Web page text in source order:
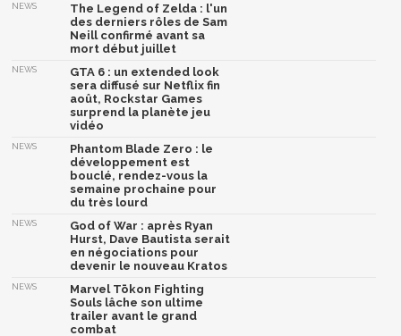
NEWS
The Legend of Zelda : l'un
des derniers rôles de Sam
Neill confirmé avant sa
mort début juillet
NEWS
GTA 6 : un extended look
sera diffusé sur Netflix fin
août, Rockstar Games
surprend la planète jeu
vidéo
NEWS
Phantom Blade Zero : le
développement est
bouclé, rendez-vous la
semaine prochaine pour
du très lourd
NEWS
God of War : après Ryan
Hurst, Dave Bautista serait
en négociations pour
devenir le nouveau Kratos
NEWS
Marvel Tōkon Fighting
Souls lâche son ultime
trailer avant le grand
combat